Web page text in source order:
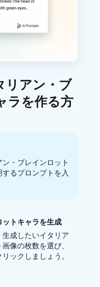
リアン・ブ
ラを作る方
・ブレインロット
るプロンプトを入
トキャラを生成
成したいイタリア
像の枚数を選び、
ックしましょう。